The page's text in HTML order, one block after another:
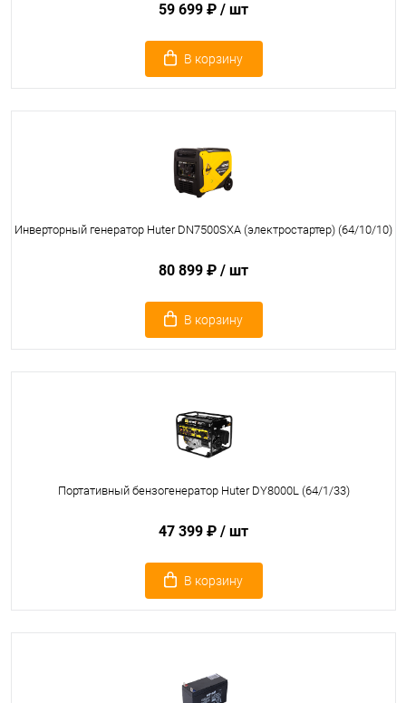
59 699 ₽ / шт
В корзину
Инверторный генератор Huter DN7500SXA (электростартер) (64/10/10)
80 899 ₽ / шт
В корзину
Портативный бензогенератор Huter DY8000L (64/1/33)
47 399 ₽ / шт
В корзину